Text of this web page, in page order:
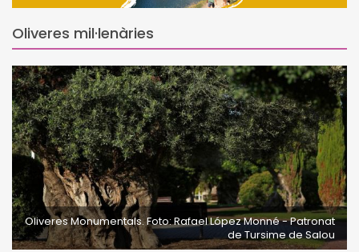
Oliveres mil·lenàries
Oliveres Monumentals. Foto: Rafael López Monné - Patronat
de Tursime de Salou